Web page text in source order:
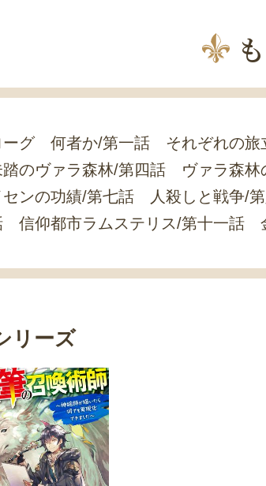
ーグ 何者か/第一話 それぞれの
踏のヴァラ森林/第四話 ヴァラ森
センの功績/第七話 人殺しと戦争/
信仰都市ラムステリス/第十一話
リーズ